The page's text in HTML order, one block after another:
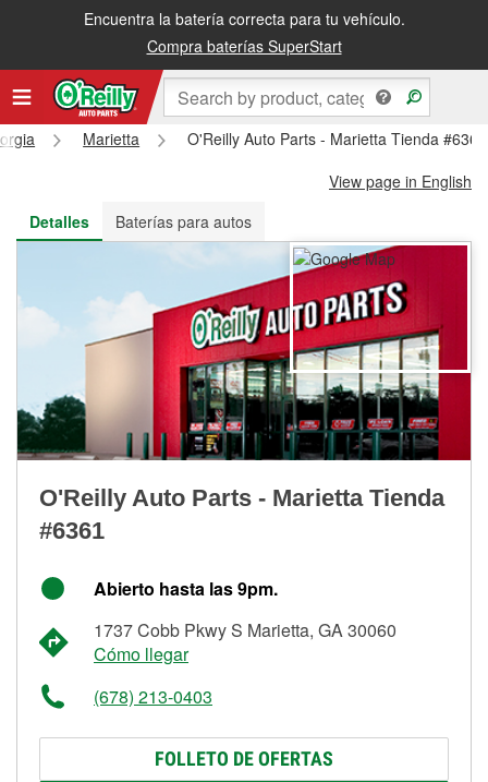
Encuentra la batería correcta para tu vehículo.
Compra baterías SuperStart
Recibe tu orden gratis al día siguiente o recógela en la tienda
Marietta
O'Reilly Auto Parts - Marietta Tienda #6361
View page in English
Detalles
Baterías para autos
O'Reilly Auto Parts - Marietta Tienda
#6361
Abierto hasta las 9pm.
1737 Cobb Pkwy S Marietta, GA 30060
Cómo llegar
(678) 213-0403
FOLLETO DE OFERTAS